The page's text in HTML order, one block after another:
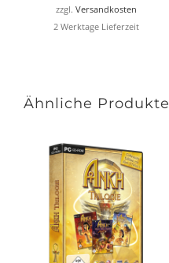
zzgl. Versandkosten
2 Werktage Lieferzeit
Ähnliche Produkte